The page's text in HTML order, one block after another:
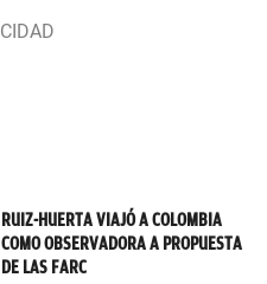
RUIZ-HUERTA VIAJÓ A COLOMBIA
COMO OBSERVADORA A PROPUESTA
DE LAS FARC